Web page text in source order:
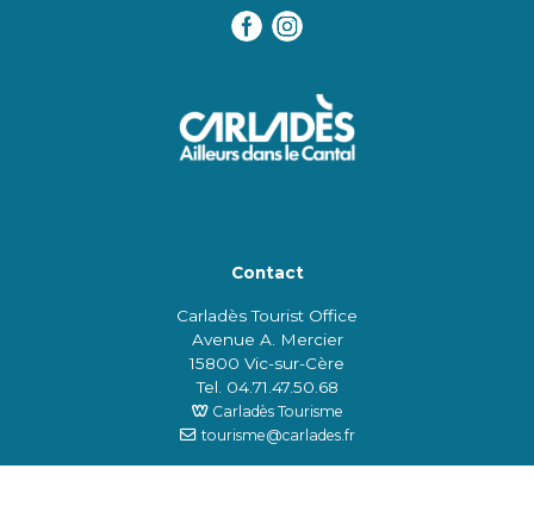
Contact
Carladès Tourist Office
Avenue A. Mercier
15800 Vic-sur-Cère
Tel. 04.71.47.50.68
Carladès Tourisme
tourisme@carlades.fr